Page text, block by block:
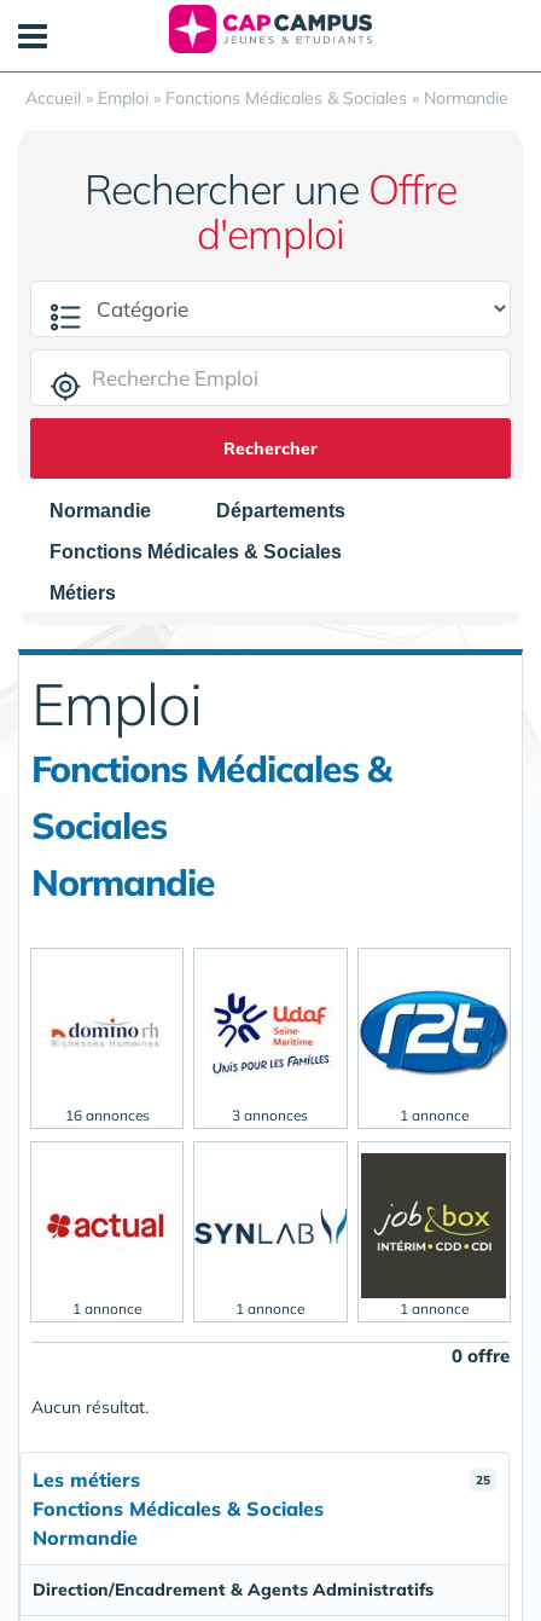
Accueil » Emploi » Fonctions Médicales & Sociales » Normandie
Rechercher une Offre
d'emploi
Rechercher
Normandie
Départements
Fonctions Médicales & Sociales
Métiers
Emploi
Fonctions Médicales &
Sociales
Normandie
16 annonces 3 annonces 1 annonce
1 annonce 1 annonce 1 annonce
0 offre
Aucun résultat.
25
Les métiers
Fonctions Médicales & Sociales
Normandie
Direction/Encadrement & Agents Administratifs
Panneau de gestion des cookies